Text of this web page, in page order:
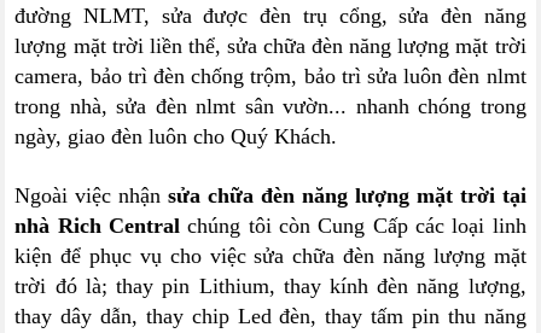
đường NLMT, sửa được đèn trụ cổng, sửa đèn năng
lượng mặt trời liền thể, sửa chữa đèn năng lượng mặt trời
camera, bảo trì đèn chống trộm, bảo trì sửa luôn đèn nlmt
trong nhà, sửa đèn nlmt sân vườn... nhanh chóng trong
ngày, giao đèn luôn cho Quý Khách.
Ngoài việc nhậnsửa chữa đèn năng lượng mặt trời tại
nhà Rich Central chúng tôi còn Cung Cấp các loại linh
kiện để phục vụ cho việc sửa chữa đèn năng lượng mặt
trời đó là; thay pin Lithium, thay kính đèn năng lượng,
thay dây dẫn, thay chip Led đèn, thay tấm pin thu năng